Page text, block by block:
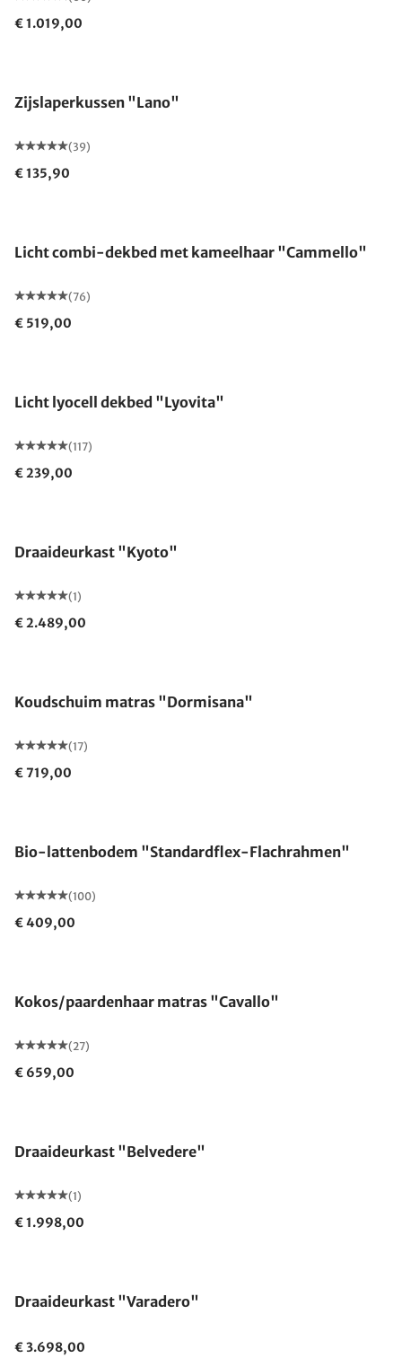
€ 1.019,00
Zijslaperkussen "Lano"
(39)
€ 135,90
Licht combi-dekbed met kameelhaar "Cammello"
(76)
€ 519,00
Licht lyocell dekbed "Lyovita"
(117)
€ 239,00
Draaideurkast "Kyoto"
(1)
€ 2.489,00
Koudschuim matras "Dormisana"
(17)
€ 719,00
Bio-lattenbodem "Standardflex-Flachrahmen"
(100)
€ 409,00
Kokos/paardenhaar matras "Cavallo"
(27)
€ 659,00
Draaideurkast "Belvedere"
(1)
€ 1.998,00
Draaideurkast "Varadero"
€ 3.698,00